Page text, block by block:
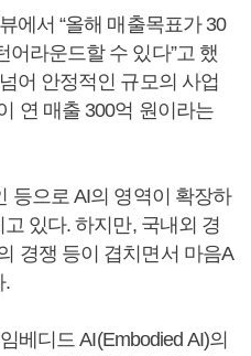
에서 “올해 매출목표가 30
라운드할 수 있다”고 했
어 안정적인 규모의 사업
연 매출 300억 원이라는
등으로 AI의 영역이 확장하
있다. 하지만, 국내외 경
경쟁 등이 겹치면서 마음A
.
베디드 AI(Embodied AI)의